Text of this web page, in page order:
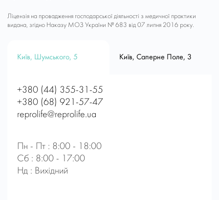
Ліцензія на провадження господарської діяльності з медичної практики
видана, згідно Наказу МОЗ України № 683 від 07 липня 2016 року.
Київ, Шумського, 5 Київ, Саперне Поле, 3
+380 (44) 355-31-55
+380 (68) 921-57-47
reprolife@reprolife.ua
Пн - Пт : 8:00 - 18:00
Сб : 8:00 - 17:00
Нд : Вихідний